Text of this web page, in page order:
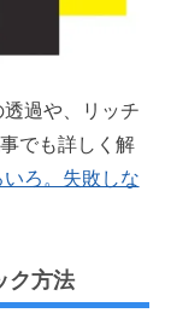
過や、リッチ
でも詳しく解
ろ。失敗しな
ク方法